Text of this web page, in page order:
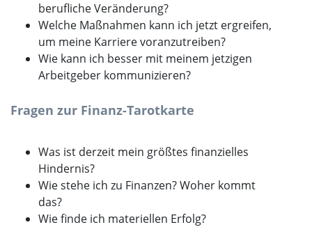
berufliche Veränderung?
Welche Maßnahmen kann ich jetzt ergreifen,
um meine Karriere voranzutreiben?
Wie kann ich besser mit meinem jetzigen
Arbeitgeber kommunizieren?
Fragen zur Finanz-Tarotkarte
Was ist derzeit mein größtes finanzielles
Hindernis?
Wie stehe ich zu Finanzen? Woher kommt
das?
Wie finde ich materiellen Erfolg?